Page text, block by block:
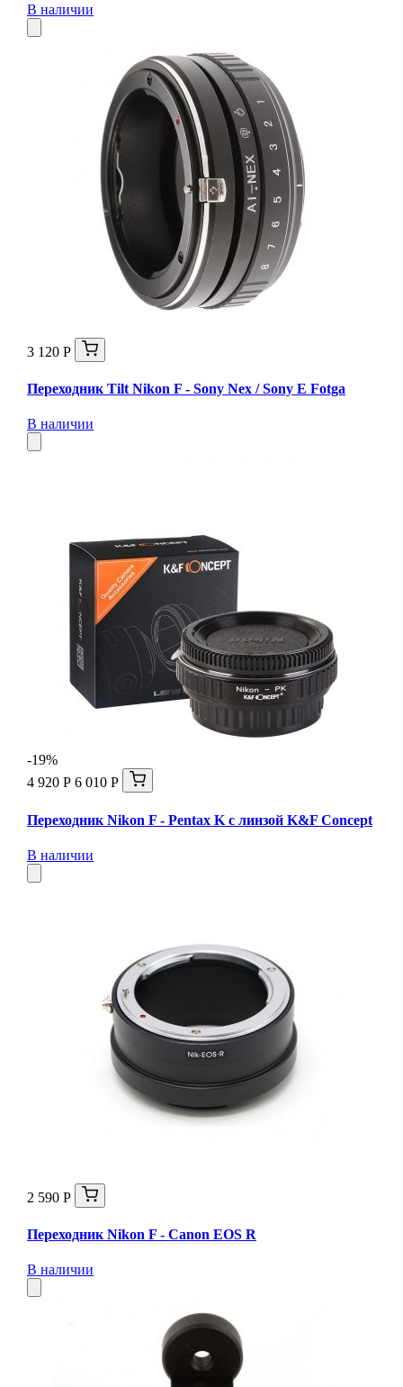
В наличии
3 120 Р
Переходник Tilt Nikon F - Sony Nex / Sony E Fotga
В наличии
-19%
4 920 Р 6 010 Р
Переходник Nikon F - Pentax K с линзой K&F Concept
В наличии
2 590 Р
Переходник Nikon F - Canon EOS R
В наличии